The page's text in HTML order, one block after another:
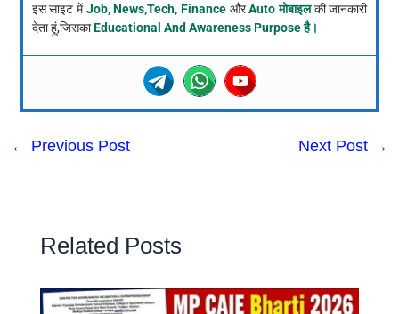
इस साइट मेंJob, News,Tech, Finance औरAuto मोबाइलकी जानकारी
देता हूं,जिसकाEducational And Awareness Purpose है।
← Previous Post Next Post →
Related Posts